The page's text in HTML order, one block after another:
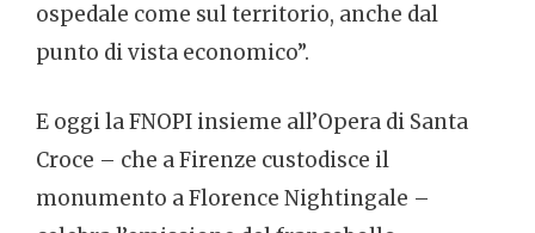
ospedale come sul territorio, anche dal
punto di vista economico”.
E oggi la FNOPI insieme all’Opera di Santa
Croce – che a Firenze custodisce il
monumento a Florence Nightingale –